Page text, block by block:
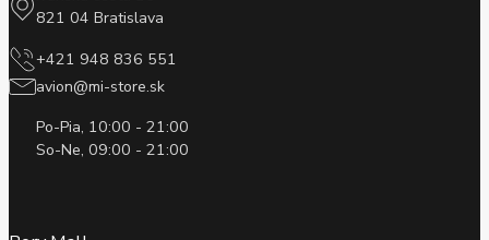
821 04 Bratislava
+421 948 836 551
avion@mi-store.sk
Po-Pia, 10:00 - 21:00
So-Ne, 09:00 - 21:00